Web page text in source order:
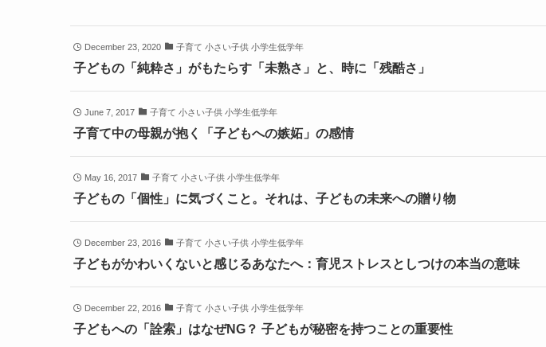
December 23, 2020 子育て 小さい子供 小学生低学年
子どもの「純粋さ」がもたらす「未熟さ」と、時に「残酷さ」
June 7, 2017 子育て 小さい子供 小学生低学年
子育て中の母親が抱く「子どもへの嫉妬」の感情
May 16, 2017 子育て 小さい子供 小学生低学年
子どもの「個性」に気づくこと。それは、子どもの未来への贈り物
December 23, 2016 子育て 小さい子供 小学生低学年
子どもがかわいくないと感じるあなたへ：育児ストレスとしつけの本当の意味
December 22, 2016 子育て 小さい子供 小学生低学年
子どもへの「詮索」はなぜNG？ 子どもが秘密を持つことの重要性